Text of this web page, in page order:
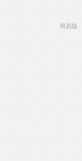
簡易版